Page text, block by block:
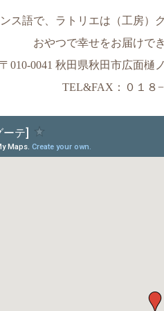
ス語で、ラトリエは（工房）
おやつで幸せをお届けで
010-0041 秋田県秋田市広面樋
TEL&FAX：０１８